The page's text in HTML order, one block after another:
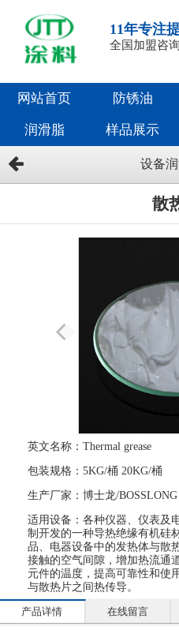
11年专注
全国加盟咨
网站首页 防锈油
润滑脂 样品展示
设备
散
英文名称：Thermal grease
包装规格：5KG/桶 20KG/桶
生产厂家：博士龙/BOSSLONG
适用设备：各种仪器、仪表及
制开发的一种导热绝缘有机硅
品、电器设备中的发热体与散
接触的空气间隙，增加热流通
元件的温度，提高可靠性和使
与散热片之间热传导。
产品详情 在线留言